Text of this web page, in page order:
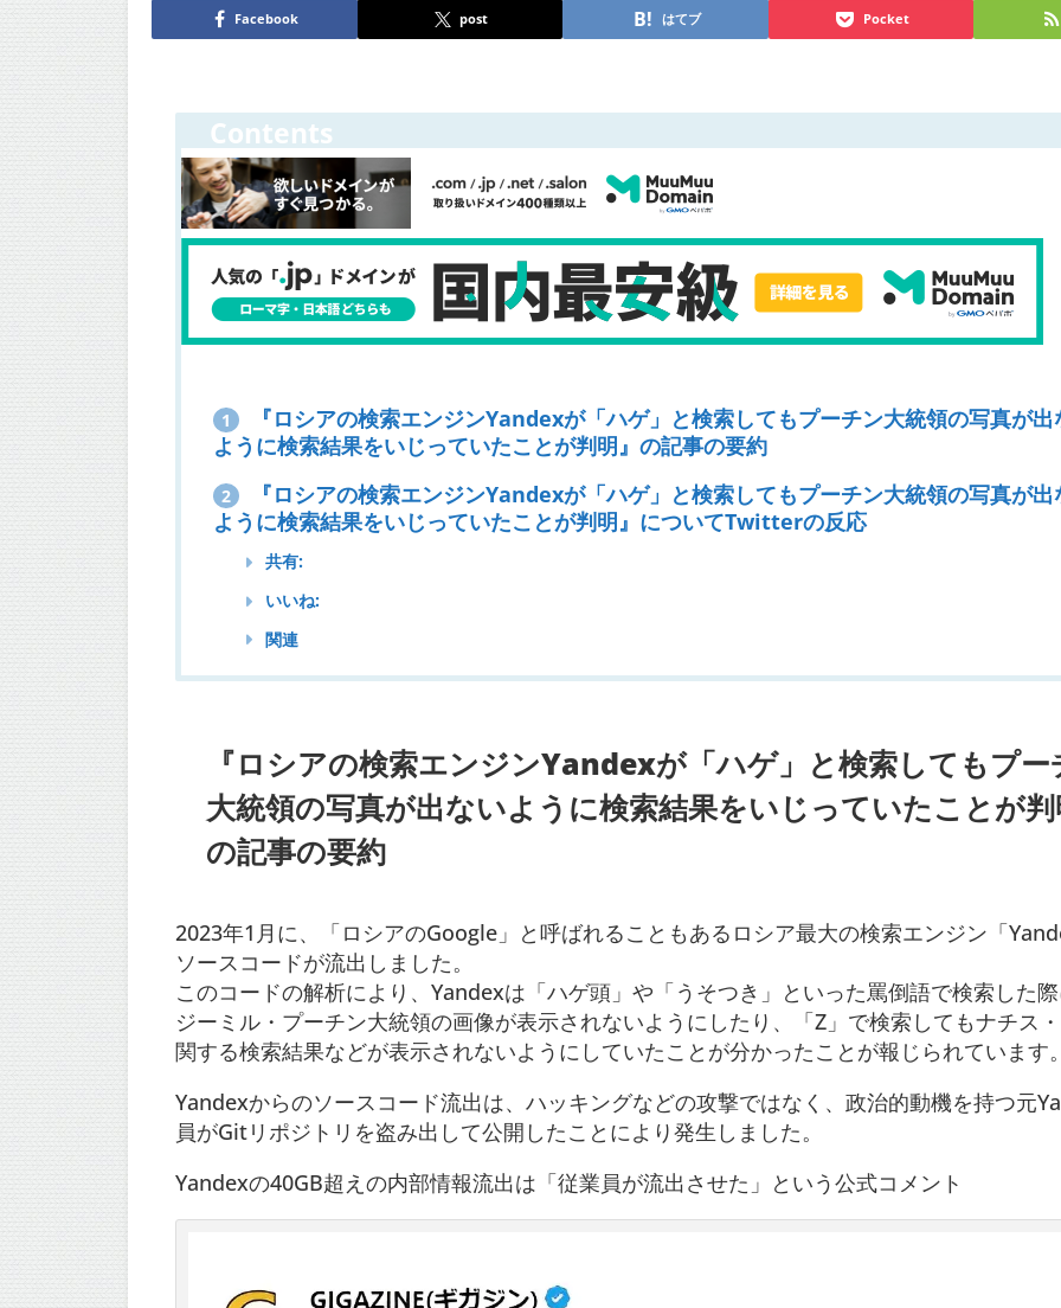
Facebook post はてブ Pocket
Contents
1
『ロシアの検索エンジンYandexが「ハゲ」と検索してもプーチン大統領の写真が出
ように検索結果をいじっていたことが判明』の記事の要約
2
『ロシアの検索エンジンYandexが「ハゲ」と検索してもプーチン大統領の写真が出
ように検索結果をいじっていたことが判明』についてTwitterの反応
共有:
いいね:
関連
『ロシアの検索エンジンYandexが「ハゲ」と検索してもプー
大統領の写真が出ないように検索結果をいじっていたことが
の記事の要約
2023年1月に、「ロシアのGoogle」と呼ばれることもあるロシア最大の検索エンジン「
ソースコードが流出しました。
このコードの解析により、Yandexは「ハゲ頭」や「うそつき」といった罵倒語で検索した
ジーミル・プーチン大統領の画像が表示されないようにしたり、「Z」で検索してもナチス
関する検索結果などが表示されないようにしていたことが分かったことが報じられています
Yandexからのソースコード流出は、ハッキングなどの攻撃ではなく、政治的動機を持つ元
員がGitリポジトリを盗み出して公開したことにより発生しました。
Yandexの40GB超えの内部情報流出は「従業員が流出させた」という公式コメント